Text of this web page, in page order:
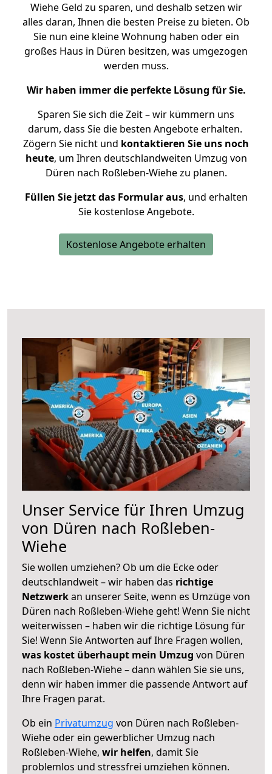
Wiehe Geld zu sparen, und deshalb setzen wir
alles daran, Ihnen die besten Preise zu bieten. Ob
Sie nun eine kleine Wohnung haben oder ein
großes Haus in Düren besitzen, was umgezogen
werden muss.
Wir haben immer die perfekte Lösung für Sie.
Sparen Sie sich die Zeit – wir kümmern uns
darum, dass Sie die besten Angebote erhalten.
Zögern Sie nicht und kontaktieren Sie uns noch
heute, um Ihren deutschlandweiten Umzug von
Düren nach Roßleben-Wiehe zu planen.
Füllen Sie jetzt das Formular aus, und erhalten
Sie kostenlose Angebote.
Kostenlose Angebote erhalten
Unser Service für Ihren Umzug
von Düren nach Roßleben-
Wiehe
Sie wollen umziehen? Ob um die Ecke oder
deutschlandweit – wir haben das richtige
Netzwerkan unserer Seite, wenn es Umzüge von
Düren nach Roßleben-Wiehe geht! Wenn Sie nicht
weiterwissen – haben wir die richtige Lösung für
Sie! Wenn Sie Antworten auf Ihre Fragen wollen,
was kostet überhaupt mein Umzug von Düren
nach Roßleben-Wiehe – dann wählen Sie sie uns,
denn wir haben immer die passende Antwort auf
Ihre Fragen parat.
Ob ein Privatumzug von Düren nach Roßleben-
Wiehe oder ein gewerblicher Umzug nach
Roßleben-Wiehe, wir helfen, damit Sie
problemlos und stressfrei umziehen können.